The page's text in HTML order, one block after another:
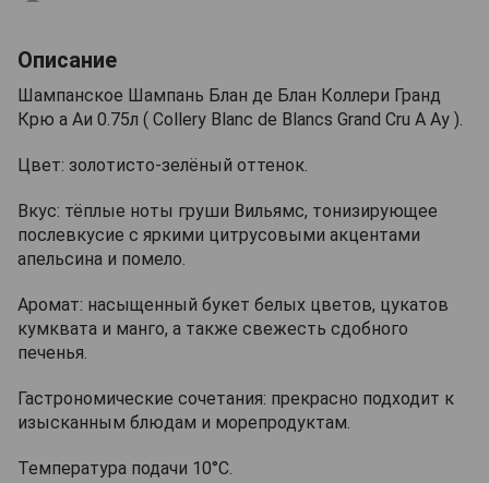
Описание
Шампанское Шампань Блан де Блан Коллери Гранд
Крю а Аи 0.75л ( Collery Blanc de Blancs Grand Cru A Ay ).
Цвет: золотисто-зелёный оттенок.
Вкус: тёплые ноты груши Вильямс, тонизирующее
послевкусие с яркими цитрусовыми акцентами
апельсина и помело.
Аромат: насыщенный букет белых цветов, цукатов
кумквата и манго, а также свежесть сдобного
печенья.
Гастрономические сочетания: прекрасно подходит к
изысканным блюдам и морепродуктам.
Температура подачи 10°С.